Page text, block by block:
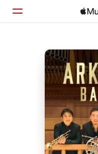
Home
Scopri
Cerca